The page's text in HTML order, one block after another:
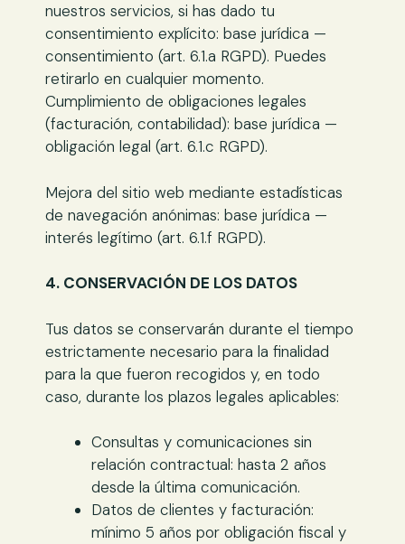
nuestros servicios, si has dado tu
consentimiento explícito: base jurídica —
consentimiento (art. 6.1.a RGPD). Puedes
retirarlo en cualquier momento.
Cumplimiento de obligaciones legales
(facturación, contabilidad): base jurídica —
obligación legal (art. 6.1.c RGPD).
Mejora del sitio web mediante estadísticas
de navegación anónimas: base jurídica —
interés legítimo (art. 6.1.f RGPD).
4. CONSERVACIÓN DE LOS DATOS
Tus datos se conservarán durante el tiempo
estrictamente necesario para la finalidad
para la que fueron recogidos y, en todo
caso, durante los plazos legales aplicables:
Consultas y comunicaciones sin
relación contractual: hasta 2 años
desde la última comunicación.
Datos de clientes y facturación:
mínimo 5 años por obligación fiscal y